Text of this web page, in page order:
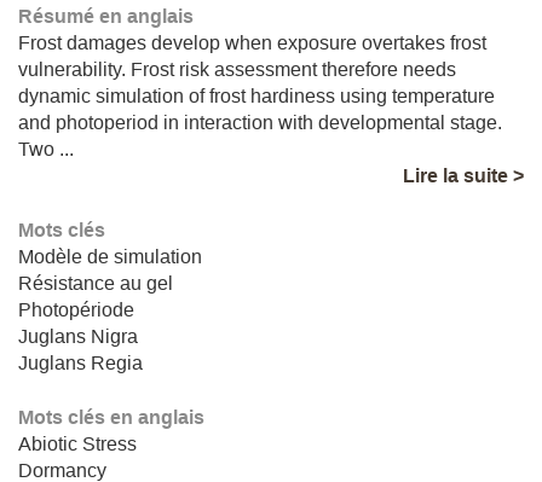
Résumé en anglais
Frost damages develop when exposure overtakes frost
vulnerability. Frost risk assessment therefore needs
dynamic simulation of frost hardiness using temperature
and photoperiod in interaction with developmental stage.
Two ...
Lire la suite >
Mots clés
Modèle de simulation
Résistance au gel
Photopériode
Juglans Nigra
Juglans Regia
Mots clés en anglais
Abiotic Stress
Dormancy